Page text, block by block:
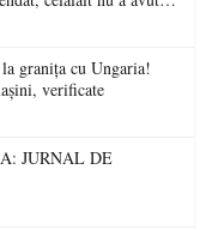
granița cu Ungaria!
verificate
JURNAL DE